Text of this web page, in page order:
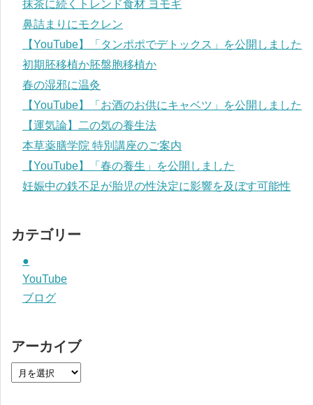
抹茶に続くトレンド食材 ヨモギ
鼻詰まりにモクレン
【YouTube】「タンポポでデトックス」を公開しました
初期胚移植か胚盤胞移植か
春の湿邪に温灸
【YouTube】「お酒のお供にキャベツ」を公開しました
【運気論】二の気の養生法
本草薬膳学院 特別講座のご案内
【YouTube】「春の養生」を公開しました
妊娠中の鉄不足が胎児の性決定に影響を及ぼす可能性
カテゴリー
●
YouTube
ブログ
アーカイブ